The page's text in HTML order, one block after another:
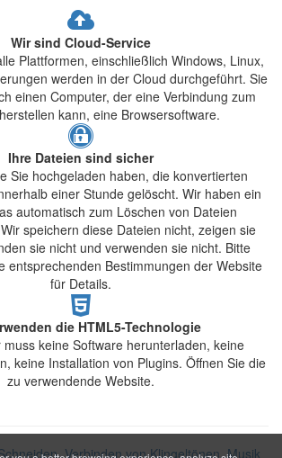
Wir sind Cloud-Service
Plattformen, einschließlich Windows, Linux,
werden in der Cloud durchgeführt. Sie
einen Computer, der eine Verbindung zum
kann, eine Browsersoftware.
Ihre Dateien sind sicher
Sie hochgeladen haben, die konvertierten
einer Stunde gelöscht. Wir haben ein
automatisch zum Löschen von Dateien
speichern diese Dateien nicht, zeigen sie
sie nicht und verwenden sie nicht. Bitte
entsprechenden Bestimmungen der Website
für Details.
die HTML5-Technologie
keine Software herunterladen, keine
keine Installation von Plugins. Öffnen Sie die
zu verwendende Website.
Verbinden von Klingeltönen, Musik